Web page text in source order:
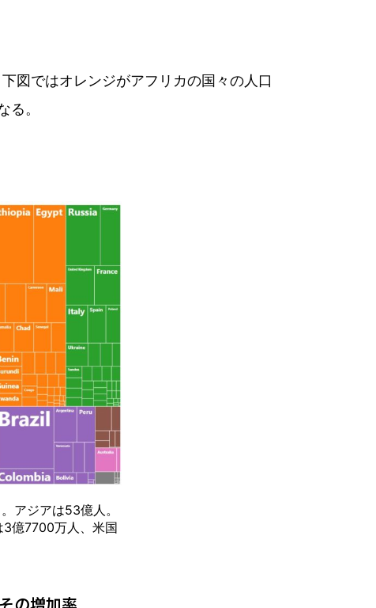
図ではオレンジがアフリカの国々の人口
。
アジアは53億人。
3億7700万人、米国